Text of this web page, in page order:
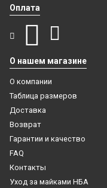
Оплата
О нашем магазине
О компании
Таблица размеров
Доставка
Возврат
Гарантии и качество
FAQ
Контакты
Уход за майками НБА